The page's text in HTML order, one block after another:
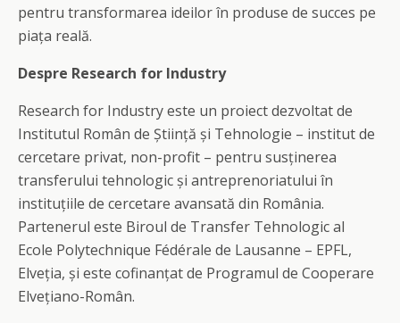
pentru transformarea ideilor în produse de succes pe
piața reală.
Despre Research for Industry
Research for Industry este un proiect dezvoltat de
Institutul Român de Știință și Tehnologie – institut de
cercetare privat, non-profit – pentru susținerea
transferului tehnologic și antreprenoriatului în
instituțiile de cercetare avansată din România.
Partenerul este Biroul de Transfer Tehnologic al
Ecole Polytechnique Fédérale de Lausanne – EPFL,
Elveția, și este cofinanțat de Programul de Cooperare
Elvețiano-Român.